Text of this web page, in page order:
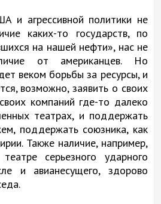
и агрессивной политики не
каких-то государств, по
на нашей нефти», нас не
от американцев. Но
веком борьбы за ресурсы, и
возможно, заявить о своих
компаний где-то далеко
театрах, и поддержать
поддержать союзника, как
Также наличие, например,
серьезного ударного
и авианесущего, здорово